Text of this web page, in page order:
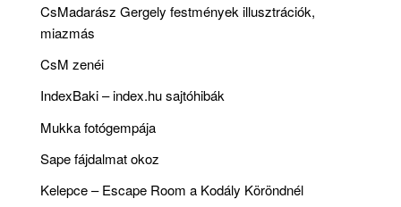
CsMadarász Gergely festmények illusztrációk,
miazmás
CsM zenéi
IndexBaki – index.hu sajtóhibák
Mukka fotógempája
Sape fájdalmat okoz
Kelepce – Escape Room a Kodály Köröndnél